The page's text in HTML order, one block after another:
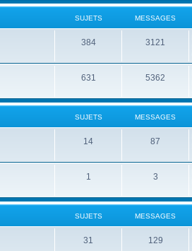
SUJETS MESSAGES
384 3121
631 5362
SUJETS MESSAGES
14 87
1 3
SUJETS MESSAGES
31 129